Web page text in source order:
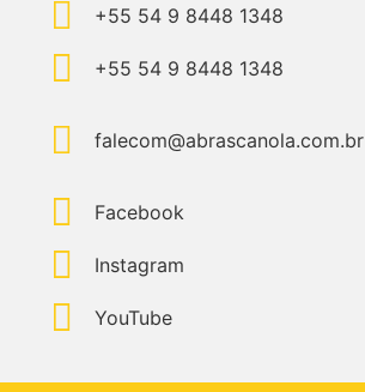
+55 54 9 8448 1348
+55 54 9 8448 1348
falecom@abrascanola.com.br
Facebook
Instagram
YouTube